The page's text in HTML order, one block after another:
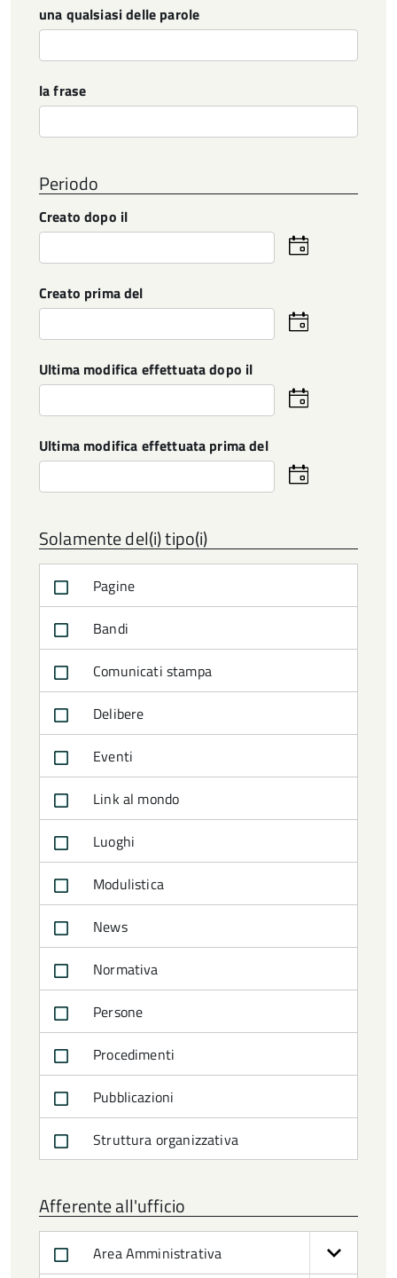
una qualsiasi delle parole
la frase
Periodo
Creato dopo il
Seleziona
la
Creato prima del
Seleziona
la
Ultima modifica effettuata dopo il
Seleziona
la
Ultima modifica effettuata prima del
Seleziona
la
Solamente del(i) tipo(i)
Pagine
Bandi
Comunicati stampa
Delibere
Eventi
Link al mondo
Luoghi
Modulistica
News
Normativa
Persone
Procedimenti
Pubblicazioni
Struttura organizzativa
Afferente all'ufficio
Area Amministrativa